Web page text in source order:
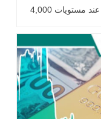
بضعف الدولار الأمريكي، وعمليات الشراء عند مستويات 4,000